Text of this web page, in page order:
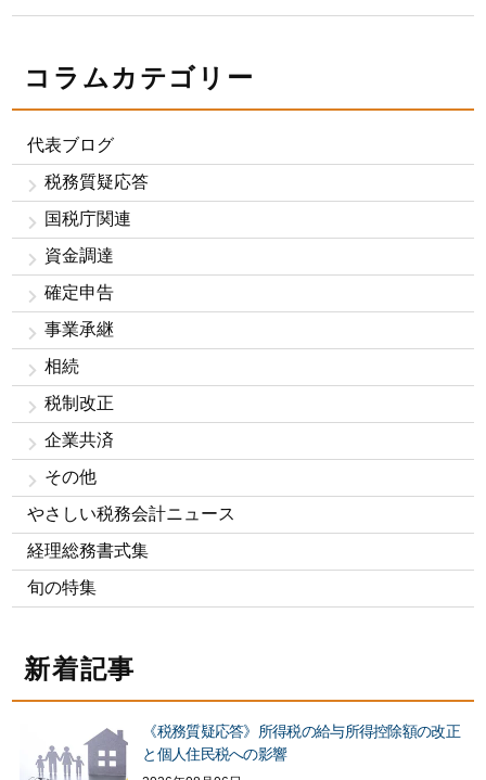
コラムカテゴリー
代表ブログ
税務質疑応答
国税庁関連
資金調達
確定申告
事業承継
相続
税制改正
企業共済
その他
やさしい税務会計ニュース
経理総務書式集
旬の特集
新着記事
《税務質疑応答》所得税の給与所得控除額の改正
と個人住民税への影響